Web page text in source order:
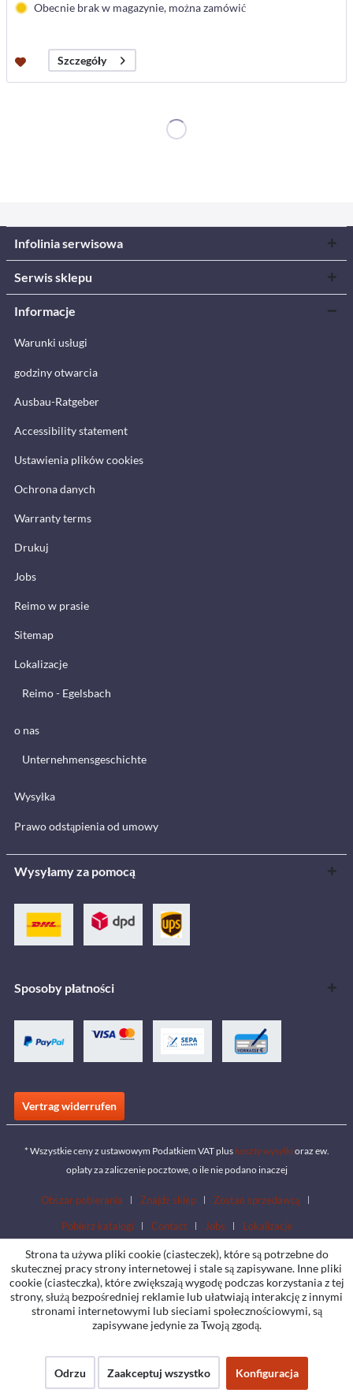
Obecnie brak w magazynie, można zamówić
Szczegóły
Infolinia serwisowa
Serwis sklepu
Informacje
Warunki usługi
godziny otwarcia
Ausbau-Ratgeber
Accessibility statement
Ustawienia plików cookies
Ochrona danych
Warranty terms
Drukuj
Jobs
Reimo w prasie
Sitemap
Lokalizacje
Reimo - Egelsbach
o nas
Unternehmensgeschichte
Wysyłka
Prawo odstąpienia od umowy
Wysyłamy za pomocą
Sposoby płatności
Vertrag widerrufen
* Wszystkie ceny z ustawowym Podatkiem VAT plus koszty wysyłki oraz ew.
opłaty za zaliczenie pocztowe, o ile nie podano inaczej
Obszar pobierania Znajdź sklep Zostań sprzedawcą
Pobierz katalogi Contact Jobs Lokalizacje
Strona ta używa pliki cookie (ciasteczek), które są potrzebne do
skutecznej pracy strony internetowej i stale są zapisywane. Inne pliki
cookie (ciasteczka), które zwiększają wygodę podczas korzystania z tej
strony, służą bezpośredniej reklamie lub ułatwiają interakcję z innymi
stronami internetowymi lub sieciami społecznościowymi, są
zapisywane jedynie za Twoją zgodą.
Odrzu Zaakceptuj wszystko Konfiguracja